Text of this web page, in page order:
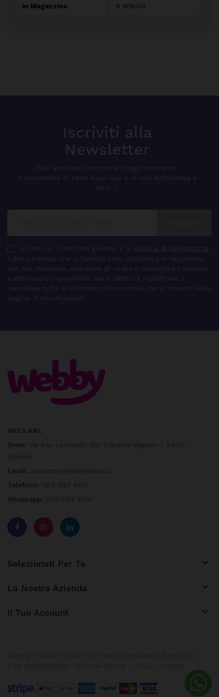
In Magazzino 6 Articoli
Iscriviti alla
Newsletter
Puoi annullare l'iscrizione in ogni momento.
Promettiamo di farne buon uso e di non diffonderla a
terzi :)
Accetto le condizioni generali e la politica di riservatezza
I dati personali che ci fornisci sono utilizzati per rispondere
alle tue domande, elaborare gli ordini o consentire l'accesso
a informazioni specifiche. Hai il diritto di modificare e
cancellare tutte le informazioni personali che si trovano nella
pagina "Il mio Account".
Sede:
Email:
Telefono: 089 097 8631
Whatsapp: 089 097 8631
Selezionati Per Te 
La Nostra Azienda 
Il Tuo Account keyboard_arrow_down